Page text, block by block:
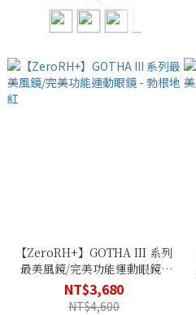
【ZeroRH+】GOTHA III 系列
最美風鏡/完美功能運動眼鏡 -
勃根地紅
NT$3,680
NT$4,600